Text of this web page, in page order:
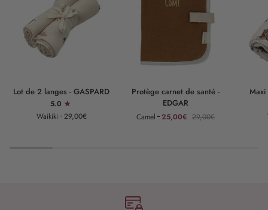
de
Lot de 2 langes - GASPARD
5.0
Waikiki
29,00€
Protège
carnet
santé
Protège carnet de santé -
EDGAR
Camel 25,00€ 29,00€
lange
Maxi